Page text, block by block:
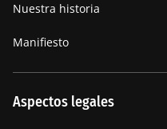
Nuestra historia
Manifiesto
Aspectos legales